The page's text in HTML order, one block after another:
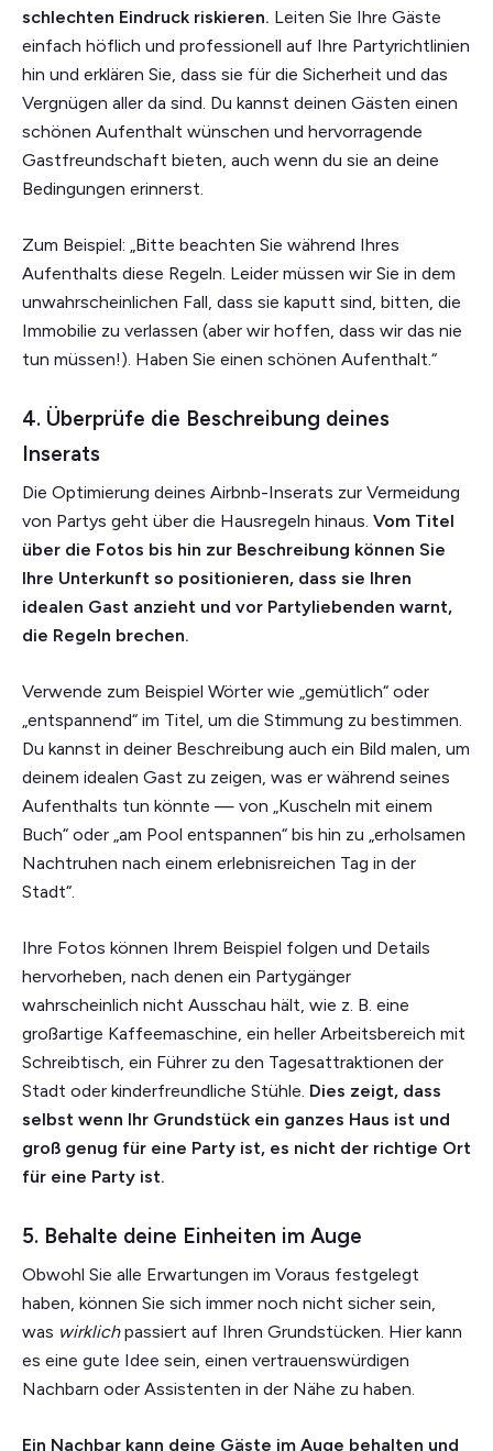
schlechten Eindruck riskieren. Leiten Sie Ihre Gäste
einfach höflich und professionell auf Ihre Partyrichtlinien
hin und erklären Sie, dass sie für die Sicherheit und das
Vergnügen aller da sind. Du kannst deinen Gästen einen
schönen Aufenthalt wünschen und hervorragende
Gastfreundschaft bieten, auch wenn du sie an deine
Bedingungen erinnerst.
Zum Beispiel: „Bitte beachten Sie während Ihres
Aufenthalts diese Regeln. Leider müssen wir Sie in dem
unwahrscheinlichen Fall, dass sie kaputt sind, bitten, die
Immobilie zu verlassen (aber wir hoffen, dass wir das nie
tun müssen!). Haben Sie einen schönen Aufenthalt.“
4. Überprüfe die Beschreibung deines
Inserats
Die Optimierung deines Airbnb-Inserats zur Vermeidung
von Partys geht über die Hausregeln hinaus. Vom Titel
über die Fotos bis hin zur Beschreibung können Sie
Ihre Unterkunft so positionieren, dass sie Ihren
idealen Gast anzieht und vor Partyliebenden warnt,
die Regeln brechen.
Verwende zum Beispiel Wörter wie „gemütlich“ oder
„entspannend“ im Titel, um die Stimmung zu bestimmen.
Du kannst in deiner Beschreibung auch ein Bild malen, um
deinem idealen Gast zu zeigen, was er während seines
Aufenthalts tun könnte — von „Kuscheln mit einem
Buch“ oder „am Pool entspannen“ bis hin zu „erholsamen
Nachtruhen nach einem erlebnisreichen Tag in der
Stadt“.
Ihre Fotos können Ihrem Beispiel folgen und Details
hervorheben, nach denen ein Partygänger
wahrscheinlich nicht Ausschau hält, wie z. B. eine
großartige Kaffeemaschine, ein heller Arbeitsbereich mit
Schreibtisch, ein Führer zu den Tagesattraktionen der
Stadt oder kinderfreundliche Stühle. Dies zeigt, dass
selbst wenn Ihr Grundstück ein ganzes Haus ist und
groß genug für eine Party ist, es nicht der richtige Ort
für eine Party ist.
5. Behalte deine Einheiten im Auge
Obwohl Sie alle Erwartungen im Voraus festgelegt
haben, können Sie sich immer noch nicht sicher sein,
was wirklichpassiert auf Ihren Grundstücken. Hier kann
es eine gute Idee sein, einen vertrauenswürdigen
Nachbarn oder Assistenten in der Nähe zu haben.
Ein Nachbar kann deine Gäste im Auge behalten und